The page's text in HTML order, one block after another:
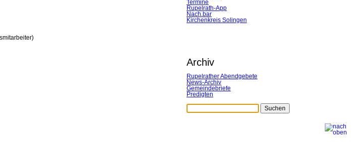
Termine
Rupelrath-App
Nach.bar
Kirchenkreis Solingen
Archiv
Rupelrather Abendgebete
News-Archiv
Gemeindebriefe
Predigten
Suchen